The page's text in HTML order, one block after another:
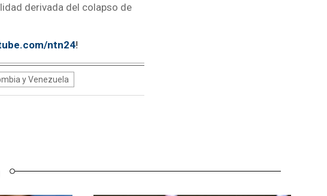
derivada del colapso de
ntn24!
y Venezuela